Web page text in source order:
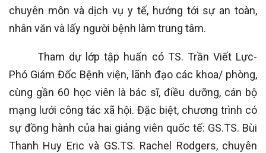
chuyên môn và dịch vụ y tế, hướng tới sự an toàn,
nhân văn và lấy người bệnh làm trung tâm.
Tham dự lớp tập huấn có TS. Trần Viết Lực-
Phó Giám Đốc Bệnh viện, lãnh đạo các khoa/ phòng,
cùng gần 60 học viên là bác sĩ, điều dưỡng, cán bộ
mạng lưới công tác xã hội. Đặc biệt, chương trình có
sự đồng hành của hai giảng viên quốc tế: GS.TS. Bùi
Thanh Huy Eric và GS.TS. Rachel Rodgers, chuyên